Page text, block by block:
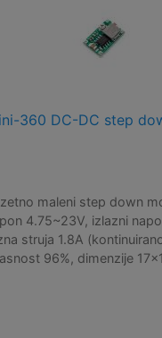
360 DC-DC step
maleni step down
4.75~23V, izlazni
struja 1.8A
96%, dimenzije